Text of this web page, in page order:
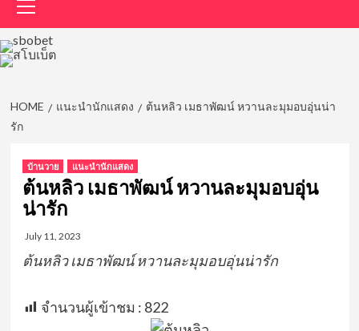
Menu
HOME แนะนำนักแสดง
ต้นหลิว เมธาพัฒน์ หวานละมุมอบอุ่นน่า
รัก
บ้านวาย แนะนำนักแสดง
ต้นหลิว เมธาพัฒน์ หวานละมุมอบอุ่น
น่ารัก
July 11, 2023
ต้นหลิว เมธาพัฒน์ หวานละมุมอบอุ่นน่ารัก
จำนวนผู้เข้าชม : 822